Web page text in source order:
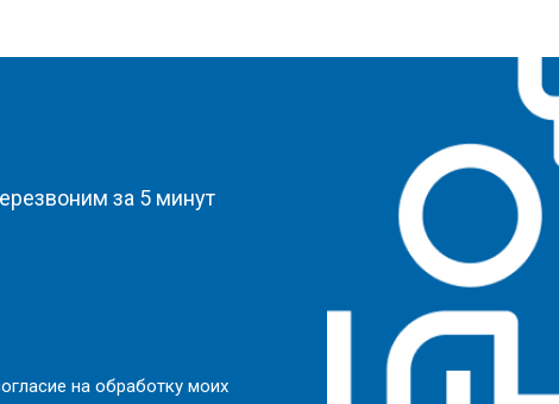
за 5 минут
на обработку моих